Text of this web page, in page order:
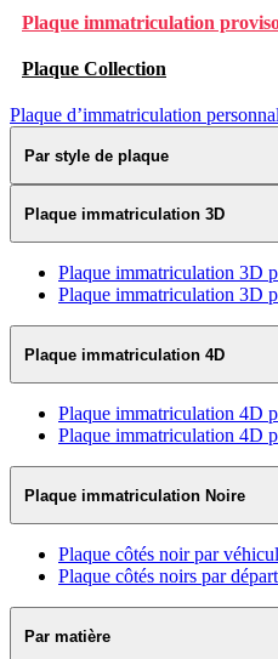
Plaque immatriculation
Plaque Collection
Plaque d’immatriculation
Par style de plaque
Plaque immatriculation 3D
Plaque immatriculation 3D
Plaque immatriculation 3D
Plaque immatriculation 4D
Plaque immatriculation 4D
Plaque immatriculation 4D
Plaque immatriculation Noire
Plaque côtés noir par
Plaque côtés noirs par
Par matière